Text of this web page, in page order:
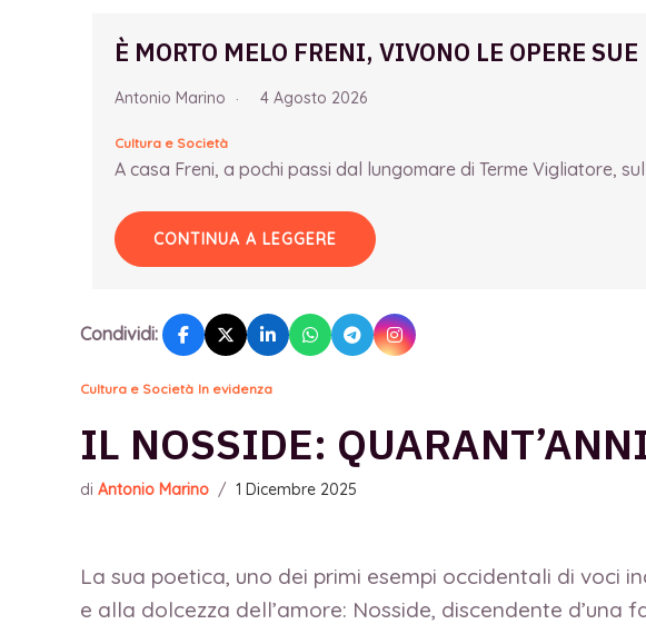
È MORTO MELO FRENI, VIVONO LE OPERE SUE
Antonio Marino 4 Agosto 2026
Cultura e Società
A casa Freni, a pochi passi dal lungomare di Terme Vigliatore,
CONTINUA A LEGGERE
Condividi:
Cultura e Società In evidenza
IL NOSSIDE:
di Antonio Marino / 1 Dicembre 2025
La sua poetica, uno dei primi esempi occidentali di voci
e alla dolcezza dell’amore: Nosside, discendente